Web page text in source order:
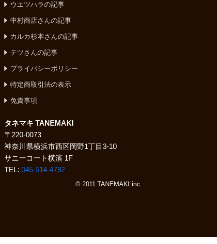
ウエツハラの記事
中村商店さんの記事
カルカ杉本さんの記事
テツさんの記事
プライバシーポリシー
特定商取引法の表示
免責事項
タネマキ TANEMAKI
〒220-0073
神奈川県横浜市西区岡野1丁目3-10
サニーコート横濱 1F
TEL: 045-514-4792
© 2011 TANEMAKI inc.